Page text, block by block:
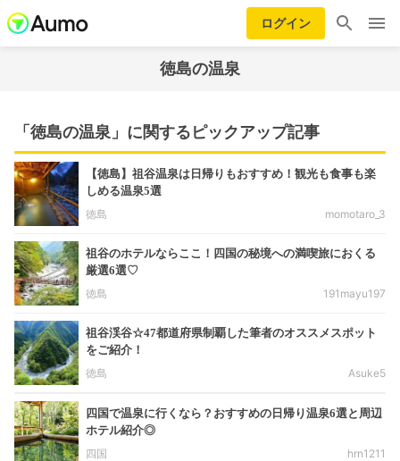
ログイン
徳島の温泉
「徳島の温泉」に関するピックアップ記事
【徳島】祖谷温泉は日帰りもおすすめ！観光も食事も楽
しめる温泉5選
徳島
momotaro_3
祖谷のホテルならここ！四国の秘境への満喫旅におくる
厳選6選♡
徳島
191mayu197
祖谷渓谷☆47都道府県制覇した筆者のオススメスポット
をご紹介！
徳島
Asuke5
四国で温泉に行くなら？おすすめの日帰り温泉6選と周辺
ホテル紹介◎
四国
hrn1211